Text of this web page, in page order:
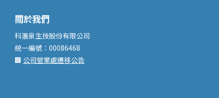
關於我們
科滙泉生技股份有限公司
統一編號：00086468
🏢 公司營業處遷移公告